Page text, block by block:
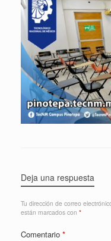
Deja una respuesta
Tu dirección de correo
están marcados con *
Comentario *